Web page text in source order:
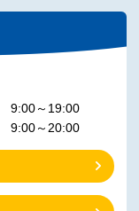
9:00～19:00
9:00～20:00